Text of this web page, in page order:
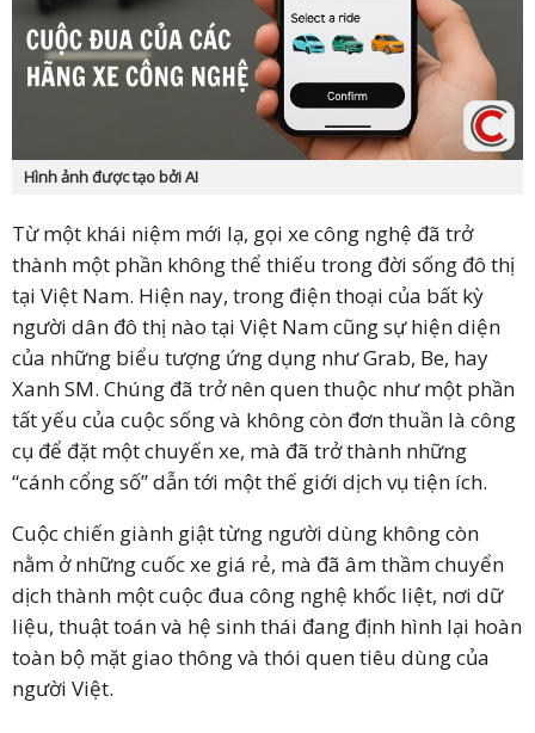
Hình ảnh được tạo bởi AI
Từ một khái niệm mới lạ, gọi xe công nghệ đã trở
thành một phần không thể thiếu trong đời sống đô thị
tại Việt Nam. Hiện nay, trong điện thoại của bất kỳ
người dân đô thị nào tại Việt Nam cũng sự hiện diện
của những biểu tượng ứng dụng như Grab, Be, hay
Xanh SM. Chúng đã trở nên quen thuộc như một phần
tất yếu của cuộc sống và không còn đơn thuần là công
cụ để đặt một chuyến xe, mà đã trở thành những
“cánh cổng số” dẫn tới một thế giới dịch vụ tiện ích.
Cuộc chiến giành giật từng người dùng không còn
nằm ở những cuốc xe giá rẻ, mà đã âm thầm chuyển
dịch thành một cuộc đua công nghệ khốc liệt, nơi dữ
liệu, thuật toán và hệ sinh thái đang định hình lại hoàn
toàn bộ mặt giao thông và thói quen tiêu dùng của
người Việt.